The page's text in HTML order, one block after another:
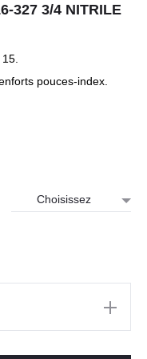
327 3/4 NITRILE
pouces-index.